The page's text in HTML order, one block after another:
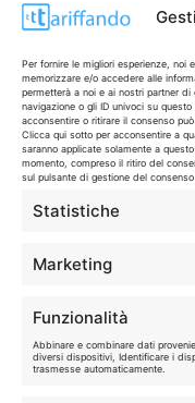
Per fornire le migliori esperienze, noi
memorizzare e/o accedere alle
permetterà a noi e ai nostri partner
navigazione o gli ID univoci su
acconsentire o ritirare il consenso
Clicca qui sotto per acconsentire a
saranno applicate solamente a
momento, compreso il ritiro del
sul pulsante di gestione del
Statistiche
Marketing
Funzionalità
Abbinare e combinare dati
diversi dispositivi, Identificare i
trasmesse automaticamente.
Casa
Disclaimer
I marchi citati